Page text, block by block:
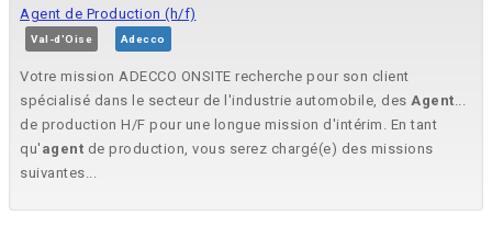
Agent de Production (h/f)
Val-d'Oise Adecco
Votre mission ADECCO ONSITE recherche pour son client
spécialisé dans le secteur de l'industrie automobile, des Agent...
de production H/F pour une longue mission d'intérim. En tant
qu' agent de production, vous serez chargé(e) des missions
suivantes...